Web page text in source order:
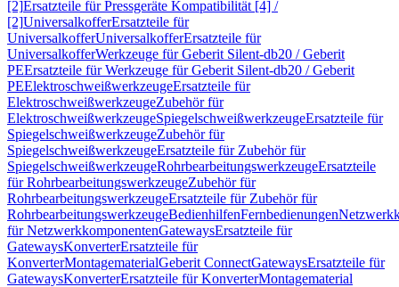
[2]Ersatzteile für Pressgeräte Kompatibilität [4] /
[2]UniversalkofferErsatzteile für
UniversalkofferUniversalkofferErsatzteile für
UniversalkofferWerkzeuge für Geberit Silent-db20 / Geberit
PEErsatzteile für Werkzeuge für Geberit Silent-db20 / Geberit
PEElektroschweißwerkzeugeErsatzteile für
ElektroschweißwerkzeugeZubehör für
ElektroschweißwerkzeugeSpiegelschweißwerkzeugeErsatzteile für
SpiegelschweißwerkzeugeZubehör für
SpiegelschweißwerkzeugeErsatzteile für Zubehör für
SpiegelschweißwerkzeugeRohrbearbeitungswerkzeugeErsatzteile
für RohrbearbeitungswerkzeugeZubehör für
RohrbearbeitungswerkzeugeErsatzteile für Zubehör für
RohrbearbeitungswerkzeugeBedienhilfenFernbedienungen
für NetzwerkkomponentenGatewaysErsatzteile für
GatewaysKonverterErsatzteile für
KonverterMontagematerialGeberit ConnectGatewaysErsatzteile für
GatewaysKonverterErsatzteile für KonverterMontagematerial